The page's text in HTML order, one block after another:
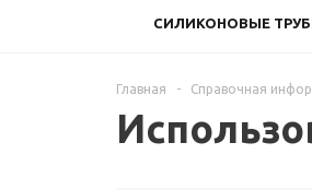
СИЛИКОНОВЫЕ
Главная - Справочная